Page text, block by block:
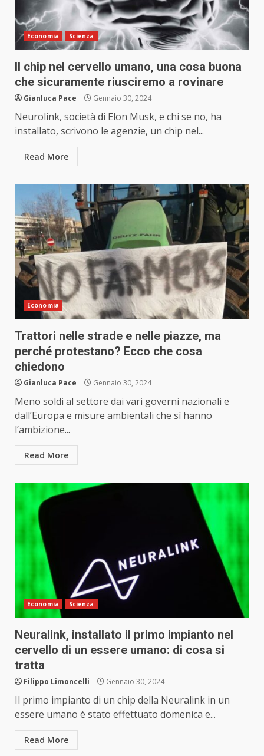
Economia Scienza
Il chip nel cervello umano, una cosa buona
che sicuramente riusciremo a rovinare
Gianluca Pace Gennaio 30, 2024
Neurolink, società di Elon Musk, e chi se no, ha
installato, scrivono le agenzie, un chip nel...
Read More
Economia
Trattori nelle strade e nelle piazze, ma
perché protestano? Ecco che cosa
chiedono
Gianluca Pace Gennaio 30, 2024
Meno soldi al settore dai vari governi nazionali e
dall’Europa e misure ambientali che sì hanno
l’ambizione...
Read More
Economia Scienza
Neuralink, installato il primo impianto nel
cervello di un essere umano: di cosa si
tratta
Filippo Limoncelli Gennaio 30, 2024
Il primo impianto di un chip della Neuralink in un
essere umano è stato effettuato domenica e...
Read More